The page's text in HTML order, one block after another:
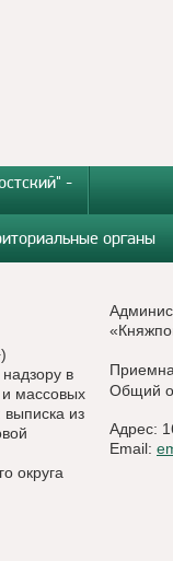
-
органы
в
массовых
из
округа
Общий
Адрес:
Email: